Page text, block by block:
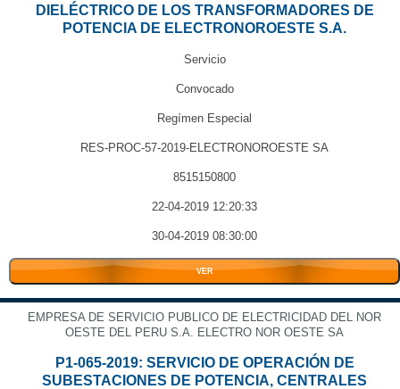
DIELÉCTRICO DE LOS TRANSFORMADORES DE
POTENCIA DE ELECTRONOROESTE S.A.
Servicio
Convocado
Regímen Especial
RES-PROC-57-2019-ELECTRONOROESTE SA
8515150800
22-04-2019 12:20:33
30-04-2019 08:30:00
VER
EMPRESA DE SERVICIO PUBLICO DE ELECTRICIDAD DEL NOR
OESTE DEL PERU S.A. ELECTRO NOR OESTE SA
P1-065-2019: SERVICIO DE OPERACIÓN DE
SUBESTACIONES DE POTENCIA, CENTRALES